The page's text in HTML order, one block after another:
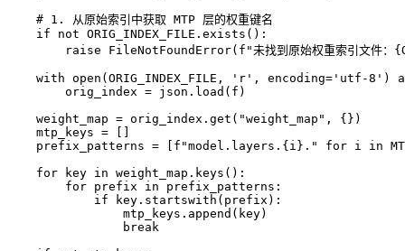
    # 1. 从原始索引中获取 MTP 层的权重键名
    if not ORIG_INDEX_FILE.exists():
raise FileNotFoundError(f"未找到原始权重索引文件
with open(ORIG_INDEX_FILE, 'r', encoding='utf-8')
        orig_index = json.load(f)
    weight_map = orig_index.get("weight_map", {})
    mtp_keys = []
prefix_patterns = [f"model.layers.{i}." for i in
    for key in weight_map.keys():
        for prefix in prefix_patterns:
            if key.startswith(prefix):
                mtp_keys.append(key)
                break